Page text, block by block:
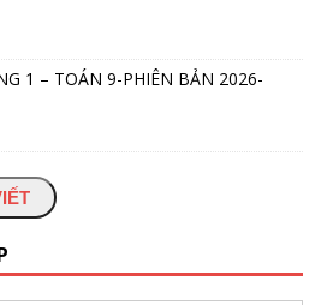
1 – TOÁN 9-PHIÊN BẢN 2026-